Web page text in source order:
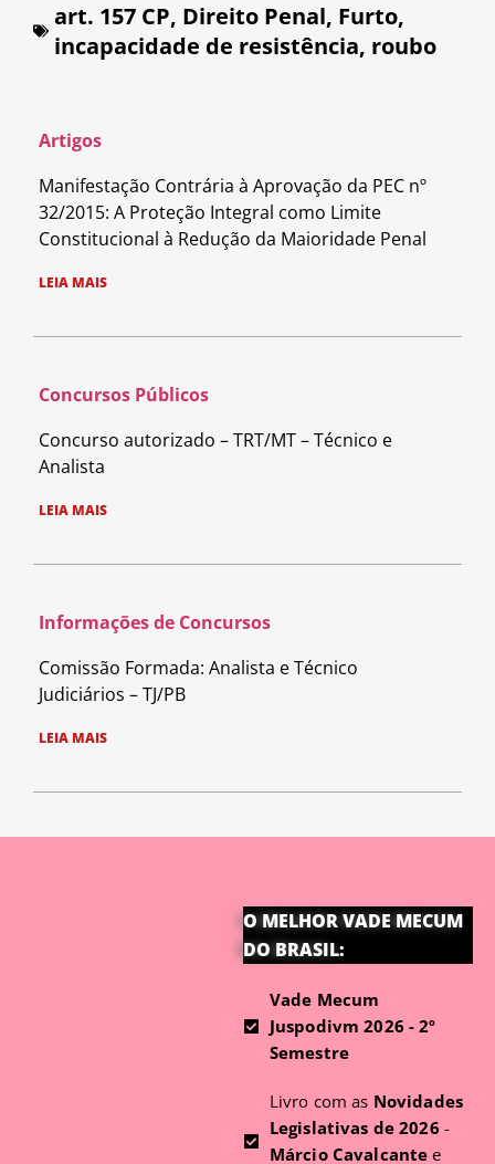
art. 157 CP, Direito Penal, Furto,
incapacidade de resistência, roubo
Artigos
Manifestação Contrária à Aprovação da PEC nº
32/2015: A Proteção Integral como Limite
Constitucional à Redução da Maioridade Penal
LEIA MAIS
Concursos Públicos
Concurso autorizado – TRT/MT – Técnico e
Analista
LEIA MAIS
Informações de Concursos
Comissão Formada: Analista e Técnico
Judiciários – TJ/PB
LEIA MAIS
O MELHOR VADE MECUM
DO BRASIL:
Vade Mecum
Juspodivm 2026 - 2º
Semestre
Livro com as Novidades
Legislativas de 2026 -
Márcio Cavalcante e